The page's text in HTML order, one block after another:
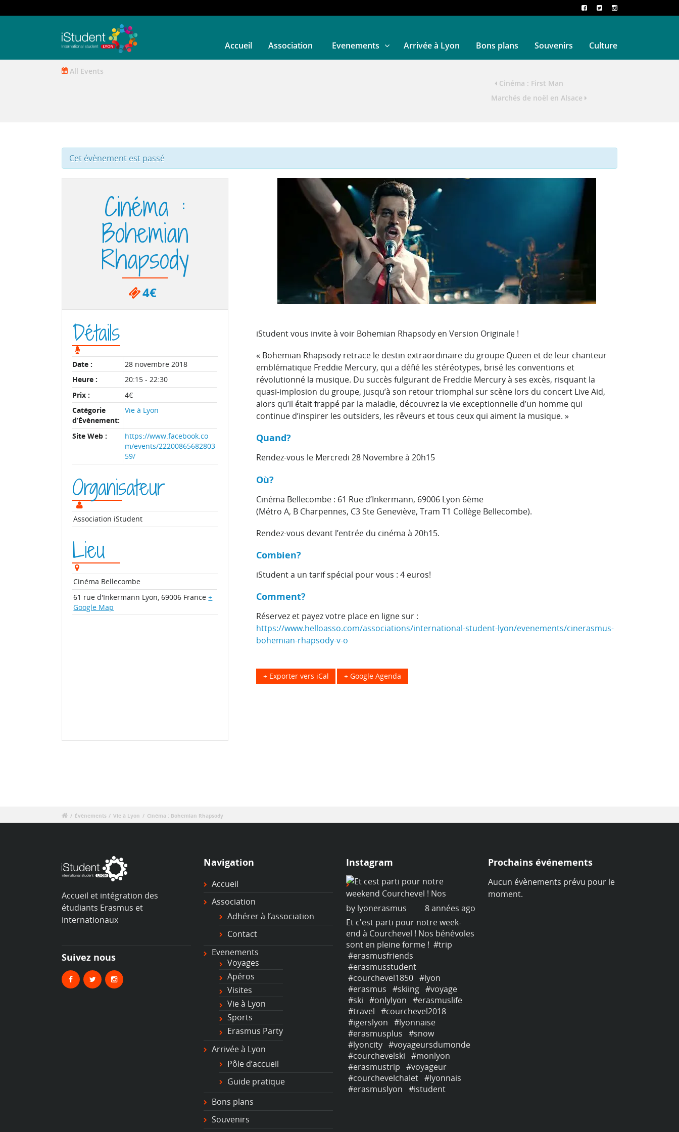
Accueil Association Evenements Arrivée à Lyon Bons plans Souvenirs Culture
All Events
Cinéma : First Man
Marchés de noël en Alsace
Cet évènement est passé
Cinéma :
Bohemian
Rhapsody
4€
Détails
Date :
28 novembre 2018
Heure :
20:15 - 22:30
Prix :
4€
Catégorie
d’Évènement:
Vie à Lyon
Site Web :
https://www.facebook.co
m/events/22200865682803
59/
Organisateur
Association iStudent
Lieu
Cinéma Bellecombe
61 rue d'Inkermann Lyon 69006 France +
Google Map
iStudent vous invite à voir Bohemian Rhapsody en Version Originale !
« Bohemian Rhapsody retrace le destin extraordinaire du groupe Queen et de leur chanteur
emblématique Freddie Mercury, qui a défié les stéréotypes, brisé les conventions et
révolutionné la musique. Du succès fulgurant de Freddie Mercury à ses excès, risquant la
quasi-implosion du groupe, jusqu’à son retour triomphal sur scène lors du concert Live Aid,
alors qu’il était frappé par la maladie, découvrez la vie exceptionnelle d’un homme qui
continue d’inspirer les outsiders, les rêveurs et tous ceux qui aiment la musique. »
Quand?
Rendez-vous le Mercredi 28 Novembre à 20h15
Où?
Cinéma Bellecombe : 61 Rue d’Inkermann, 69006 Lyon 6ème
(Métro A, B Charpennes, C3 Ste Geneviève, Tram T1 Collège Bellecombe).
Rendez-vous devant l’entrée du cinéma à 20h15.
Combien?
iStudent a un tarif spécial pour vous : 4 euros!
Comment?
Réservez et payez votre place en ligne sur :
https://www.helloasso.com/associations/international-student-lyon/evenements/cinerasmus-
bohemian-rhapsody-v-o
+ Google Agenda
+ Exporter vers iCal
/ Évènements / Vie à Lyon / Cinéma : Bohemian Rhapsody
Accueil et intégration des
étudiants Erasmus et
internationaux
Suivez nous
Navigation
Accueil
Association
Adhérer à l’association
Contact
Evenements
Voyages
Apéros
Visites
Vie à Lyon
Sports
Erasmus Party
Arrivée à Lyon
Pôle d’accueil
Guide pratique
Bons plans
Souvenirs
Instagram
bylyonerasmus
Et c'est parti pour notre week-
end à Courchevel ! Nos bénévoles
#erasmusfriends
#erasmusstudent
#courchevel1850
#erasmus
#ski
#onlylyon
#travel
#courchevel2018
#igerslyon
#erasmusplus #snow
#lyoncity
#courchevelski
#erasmustrip
#voyageur
#courchevelchalet
#erasmuslyon
8 années ago
by lyonerasmus
Et c'est parti pour notre week-
end à Courchevel ! Nos bénévoles
sont en pleine forme ! #trip
#erasmusfriends
#erasmusstudent
#courchevel1850 #lyon
#erasmus #skiing #voyage
#ski #onlylyon #erasmuslife
#travel #courchevel2018
#igerslyon #lyonnaise
#erasmusplus #snow
#lyoncity #voyageursdumonde
#courchevelski #monlyon
#erasmustrip #voyageur
#courchevelchalet #lyonnais
#erasmuslyon #istudent
Prochains événements
Aucun évènements prévu pour le
moment.